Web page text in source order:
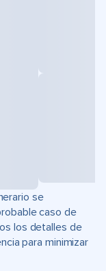
se
caso de
los detalles de
para minimizar